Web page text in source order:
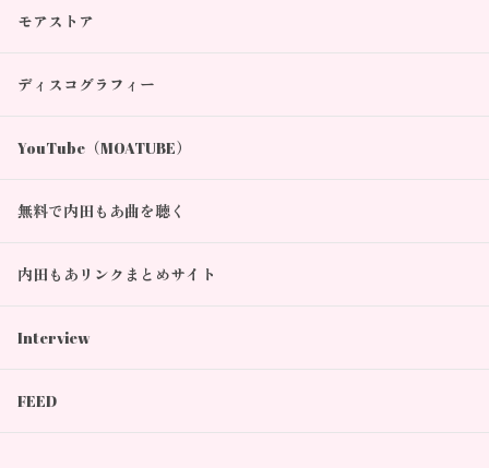
モアストア
ディスコグラフィー
YouTube（MOATUBE）
無料で内田もあ曲を聴く
内田もあリンクまとめサイト
Interview
FEED